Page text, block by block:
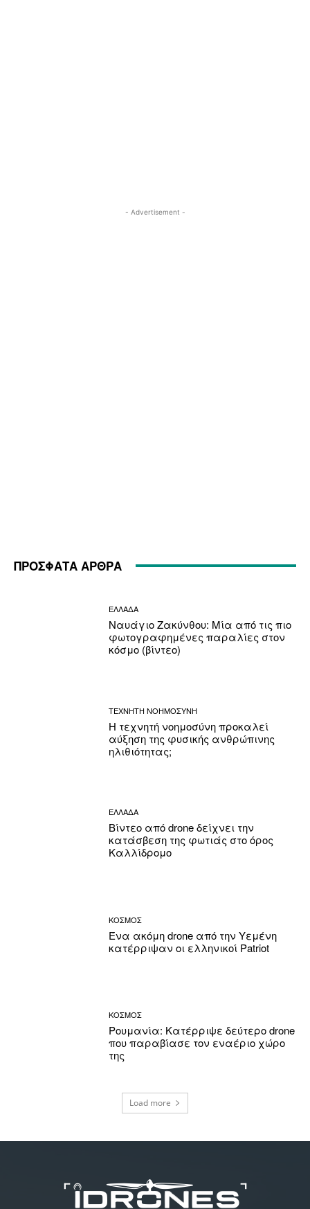
- Advertisement -
ΠΡΟΣΦΑΤΑ ΑΡΘΡΑ
ΕΛΛΑΔΑ
Ναυάγιο Ζακύνθου: Μία από τις πιο
φωτογραφημένες παραλίες στον
κόσμο (βίντεο)
ΤΕΧΝΗΤΗ ΝΟΗΜΟΣΥΝΗ
Η τεχνητή νοημοσύνη προκαλεί
αύξηση της φυσικής ανθρώπινης
ηλιθιότητας;
ΕΛΛΑΔΑ
Βίντεο από drone δείχνει την
κατάσβεση της φωτιάς στο όρος
Καλλίδρομο
ΚΟΣΜΟΣ
Ένα ακόμη drone από την Υεμένη
κατέρριψαν οι ελληνικοί Patriot
ΚΟΣΜΟΣ
Ρουμανία: Κατέρριψε δεύτερο drone
που παραβίασε τον εναέριο χώρο
της
Load more